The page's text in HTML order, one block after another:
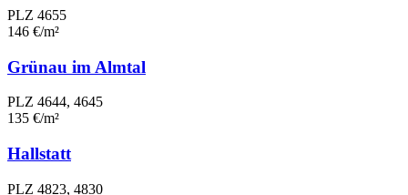
PLZ 4655
146 €/m²
Grünau im Almtal
PLZ 4644, 4645
135 €/m²
Hallstatt
PLZ 4823, 4830